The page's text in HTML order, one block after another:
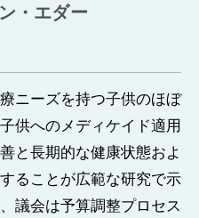
・エダー
ニーズを持つ子供のほぼ
供へのメディケイド適用
と長期的な健康状態およ
ることが広範な研究で示
議会は予算調整プロセス